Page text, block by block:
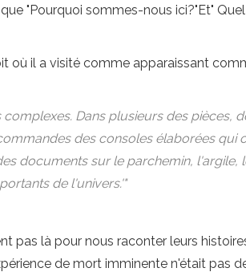
"Pourquoi sommes-nous ici?"Et"
où il a visité comme apparaissant
Dans plusieurs des pièces,
des consoles élaborées qui
documents sur le parchemin, l'argile,
de l'univers.'"
pas là pour nous raconter leurs
de mort imminente n'était pas